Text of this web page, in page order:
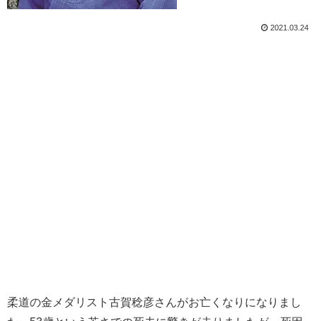
2021.03.24
柔道の金メダリスト古賀稔彦さんがお亡くなりになりまし